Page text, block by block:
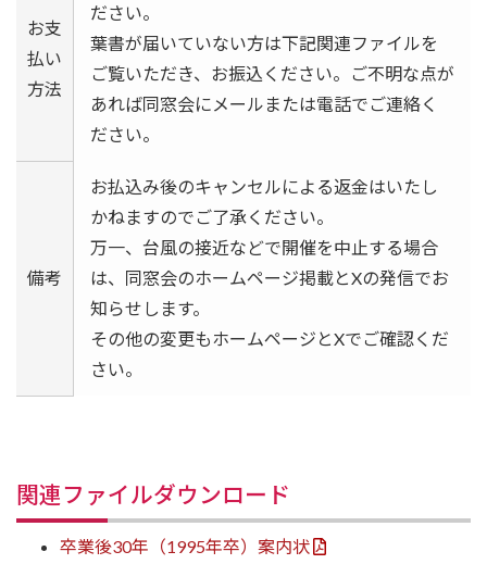
お支
払い
方法
ださい。
葉書が届いていない方は下記関連ファイルを
ご覧いただき、お振込ください。ご不明な点が
あれば同窓会にメールまたは電話でご連絡く
ださい。
備考
お払込み後のキャンセルによる返金はいたし
かねますのでご了承ください。
万一、台風の接近などで開催を中止する場合
は、同窓会のホームページ掲載とXの発信でお
知らせします。
その他の変更もホームページとXでご確認くだ
さい。
関連ファイルダウンロード
卒業後30年（1995年卒）案内状